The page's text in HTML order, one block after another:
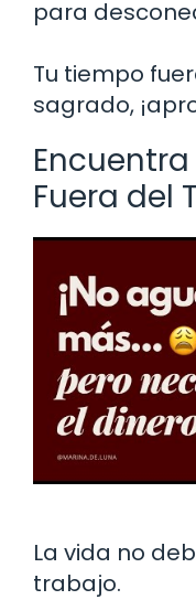
para
Tu tiempo
sagrado,
Fuera del
La vida no
trabajo.